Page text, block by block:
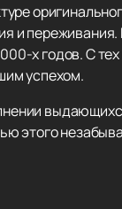
и
х годов. С
успехом.
этого